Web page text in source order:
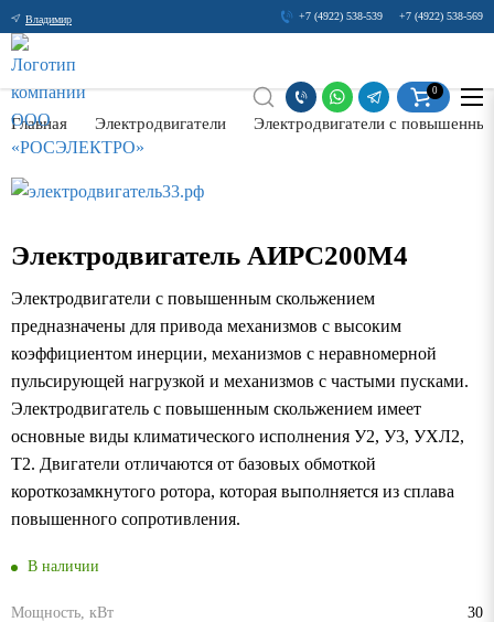
Владимир +7 (4922) 538-539 +7 (4922) 538-569
0
Главная Электродвигатели Электродвигатели с
Электродвигатель АИРС200М4
Электродвигатели с повышенным скольжением
предназначены для привода механизмов с высоким
коэффициентом инерции, механизмов с неравномерной
пульсирующей нагрузкой и механизмов с частыми пусками.
Электродвигатель с повышенным скольжением имеет
основные виды климатического исполнения У2, У3, УХЛ2,
Т2. Двигатели отличаются от базовых обмоткой
короткозамкнутого ротора, которая выполняется из сплава
повышенного сопротивления.
В наличии
Мощность, кВт
30